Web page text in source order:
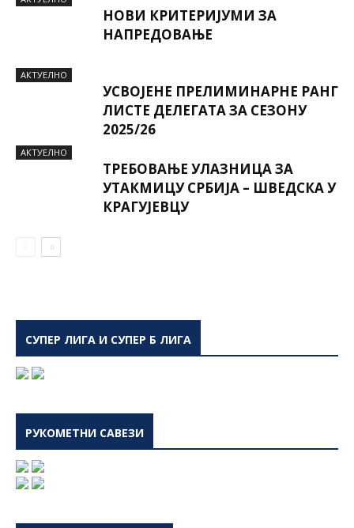
НОВИ КРИТЕРИЈУМИ ЗА
НАПРЕДОВАЊЕ
AКТУЕЛНО
УСВОЈЕНЕ ПРЕЛИМИНАРНЕ РАНГ
ЛИСТЕ ДЕЛЕГАТА ЗА СЕЗОНУ
2025/26
AКТУЕЛНО
ТРЕБОВАЊЕ УЛАЗНИЦА ЗА
УТАКМИЦУ СРБИЈА – ШВЕДСКА У
КРАГУЈЕВЦУ
СУПЕР ЛИГА И СУПЕР Б ЛИГА
РУКОМЕТНИ САВЕЗИ